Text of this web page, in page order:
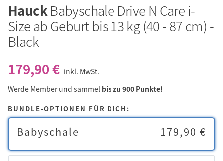
HauckBabyschale Drive N Care i-
Size ab Geburt bis 13 kg (40 - 87 cm) -
Black
179,90 € inkl. MwSt.
Werde Member und sammel bis zu 900 Punkte!
BUNDLE-OPTIONEN FÜR DICH:
Babyschale 179,90 €